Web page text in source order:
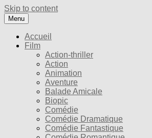
Skip to content
Menu
Accueil
Film
Action-thriller
Action
Animation
Aventure
Balade Amicale
Biopic
Comédie
Comédie Dramatique
Comédie Fantastique